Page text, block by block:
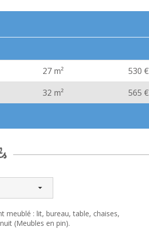
27 m²
530 €
32 m² 565 €
meublé : lit, bureau, table, chaises,
(Meubles en pin).